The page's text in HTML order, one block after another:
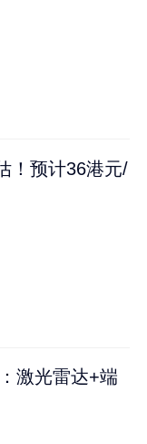
！预计36港元/
激光雷达+端